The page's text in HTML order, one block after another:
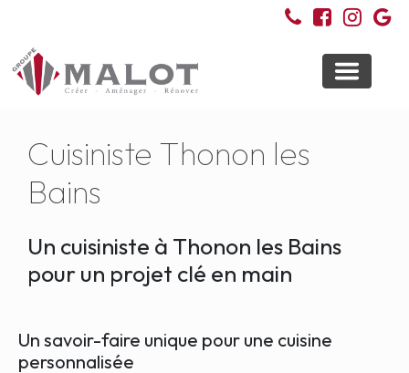
Toggle
Cuisiniste Thonon les
Bains
Un cuisiniste à Thonon les Bains
pour un projet clé en main
Un savoir-faire unique pour une cuisine
personnalisée